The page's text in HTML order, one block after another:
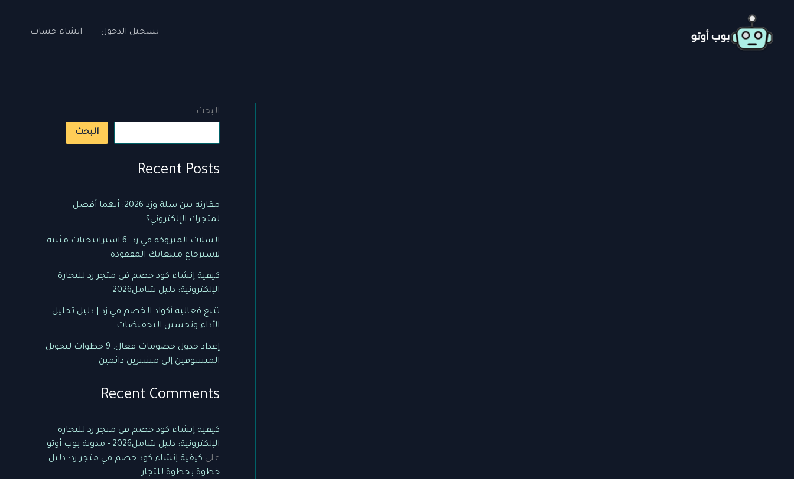
المحتوى
تسجيل الدخول انشاء حساب
البحث
البحث
Recent Posts
مقارنة بين سلة وزد 2026: أيهما أفضل
لمتجرك الإلكتروني؟
السلات المتروكة في زد: 6 استراتيجيات مثبتة
لاسترجاع مبيعاتك المفقودة
كيفية إنشاء كود خصم في متجر زد للتجارة
الإلكترونية: دليل شامل2026
تتبع فعالية أكواد الخصم في زد | دليل تحليل
الأداء وتحسين التخفيضات
إعداد جدول خصومات فعال: 9 خطوات لتحويل
المتسوقين إلى مشترين دائمين
Recent Comments
كيفية إنشاء كود خصم في متجر زد للتجارة
الإلكترونية: دليل شامل2026 - مدونة بوب أوتو
على كيفية إنشاء كود خصم في متجر زد: دليل
خطوة بخطوة للتجار